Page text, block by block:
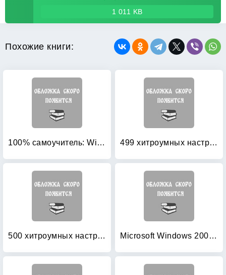
1 011 KB
Похожие книги:
100% самоучитель: Windows Vista: русская версия 499 хитроумных настроек Windows Vista
500 хитроумных настроек Windows XP Microsoft Windows 2000 Active Directory Services: Учебный курс MCSE